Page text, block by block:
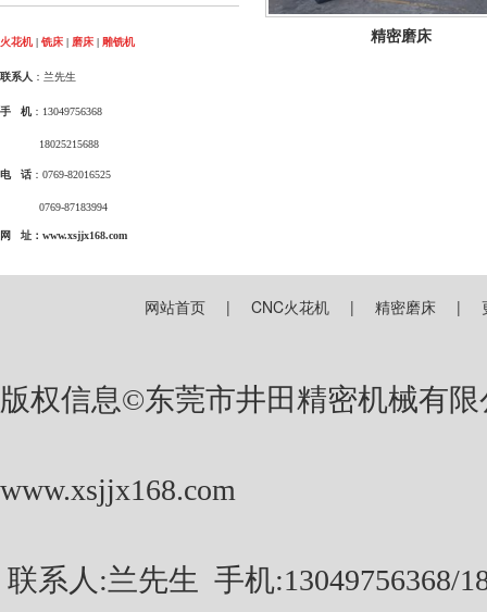
火花机 | 铣床 | 磨床 | 雕铣机
联系人 ：兰先生
手 机 ：13049756368
18025215688
电 话 ：0769-82016525
0769-87183994
网 址：www.xsjjx168.com
精密磨床
网站首页 | CNC火花机 | 精密磨床 |
版权信息©东莞市井田精密机械有
www.xsjjx168.com
联系人:兰先生 手机:13049756368/